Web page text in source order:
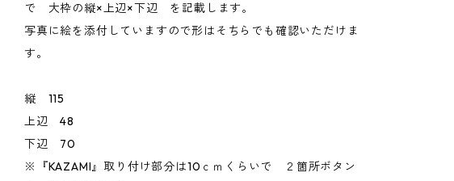
で 大枠の縦×上辺×下辺 を記載します。
写真に絵を添付していますので形はそちらでも確認いただけま
す。
縦 115
上辺 48
下辺 70
※『KAZAMI』取り付け部分は10ｃｍくらいで ２箇所ボタン